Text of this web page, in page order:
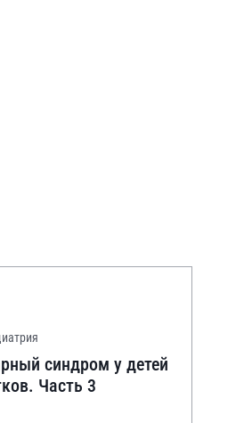
синдром у детей
Часть 3